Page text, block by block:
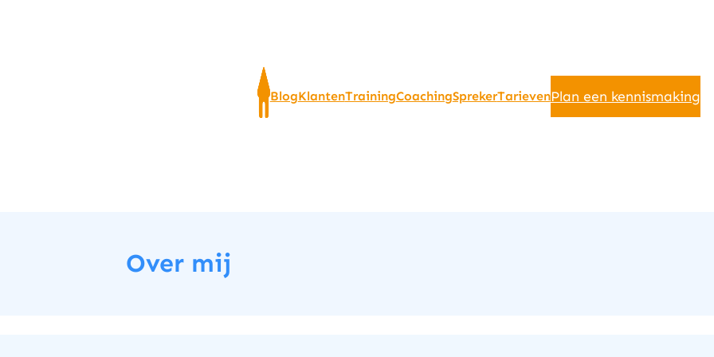
BlogKlantenTrainingCoachingSprekerTarievenPlan een kennismaking
Over mij